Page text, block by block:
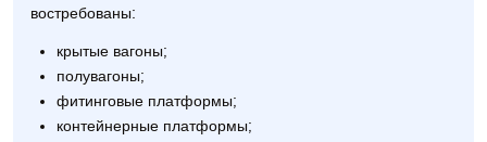
востребованы:
крытые вагоны;
полувагоны;
фитинговые платформы;
контейнерные платформы;